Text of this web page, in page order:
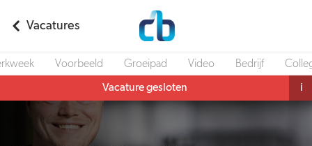
Vacatures
Voorbeeld Groeipad Video Bedrijf
Vacature gesloten i